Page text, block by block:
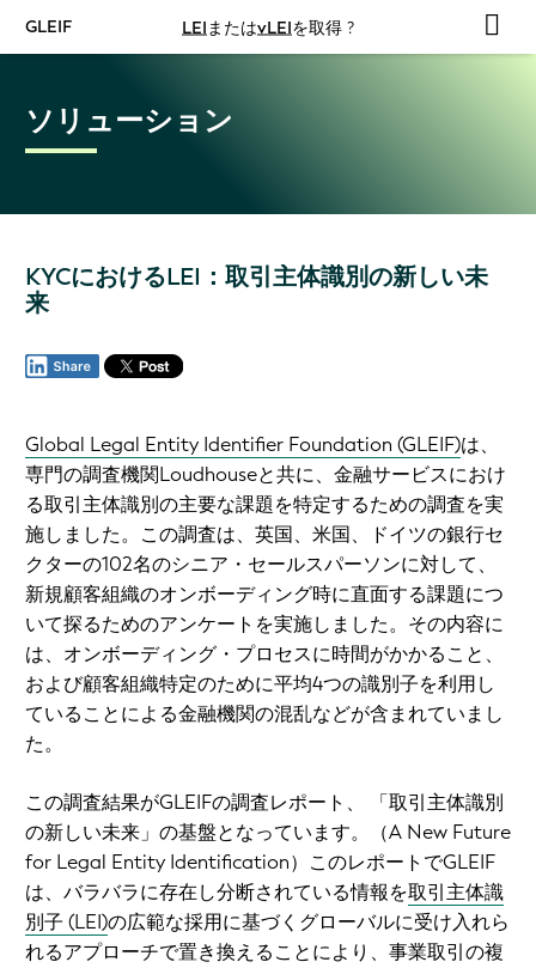
GLEIF LEIまたはvLEIを取得 ?
ソリューション
KYCにおけるLEI：取引主体識別の新しい未
来
Global Legal Entity Identifier Foundation (GLEIF)は、
専門の調査機関Loudhouseと共に、金融サービスにおけ
る取引主体識別の主要な課題を特定するための調査を実
施しました。この調査は、英国、米国、ドイツの銀行セ
クターの102名のシニア・セールスパーソンに対して、
新規顧客組織のオンボーディング時に直面する課題につ
いて探るためのアンケートを実施しました。その内容に
は、オンボーディング・プロセスに時間がかかること、
および顧客組織特定のために平均4つの識別子を利用し
ていることによる金融機関の混乱などが含まれていまし
た。
この調査結果がGLEIFの調査レポート、
「取引主体識別
の新しい未来」の基盤となっています。（A New Future
for Legal Entity Identification） このレポートでGLEIF
は、バラバラに存在し分断されている情報を取引主体識
別子 (LEI)の広範な採用に基づくグローバルに受け入れら
れるアプローチで置き換えることにより、事業取引の複